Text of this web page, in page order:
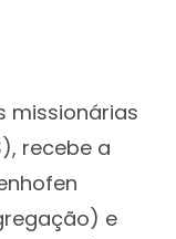
missionárias
recebe a
e